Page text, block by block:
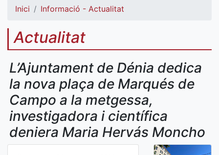
Inici Informació - Actualitat
Actualitat
L’Ajuntament de Dénia dedica
la nova plaça de Marqués de
Campo a la metgessa,
investigadora i científica
deniera Maria Hervás Moncho